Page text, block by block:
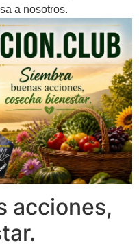
a nosotros.
acciones,